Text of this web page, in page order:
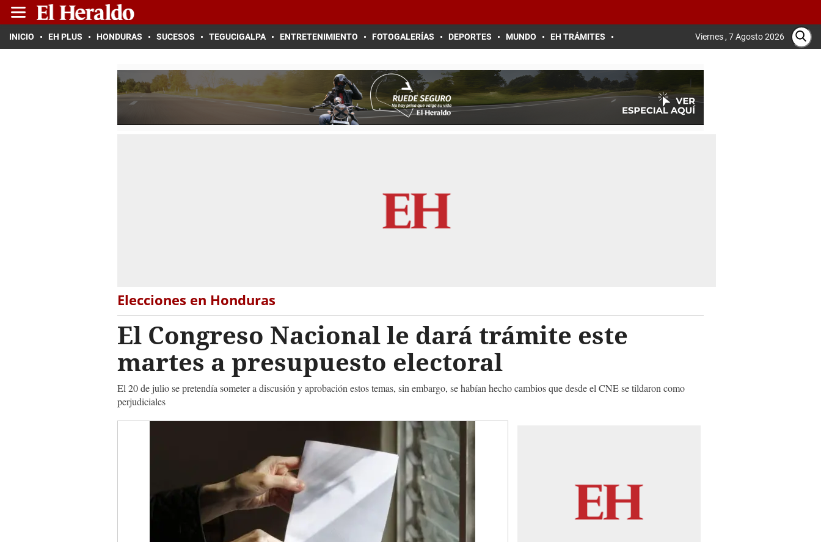
INICIO EH PLUS HONDURAS SUCESOS TEGUCIGALPA ENTRETENIMIENTO FOTOGALERÍAS DEPORTES MUNDO EH TRÁMITES Viernes , 7 Agosto 2026
Elecciones en Honduras
El Congreso Nacional le dará trámite este
martes a presupuesto electoral
El 20 de julio se pretendía someter a discusión y aprobación estos temas, sin embargo, se habían hecho cambios que desde el CNE se tildaron como
perjudiciales